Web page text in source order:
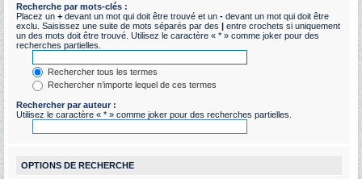
Recherche par mots-clés :
Placez un + devant un mot qui doit être trouvé et un - devant un mot qui doit être
exclu. Saisissez une suite de mots séparés par des | entre crochets si uniquement
un des mots doit être trouvé. Utilisez le caractère « * » comme joker pour des
recherches partielles.
Rechercher tous les termes
Rechercher n’importe lequel de ces termes
Rechercher par auteur :
Utilisez le caractère « * » comme joker pour des recherches partielles.
OPTIONS DE RECHERCHE